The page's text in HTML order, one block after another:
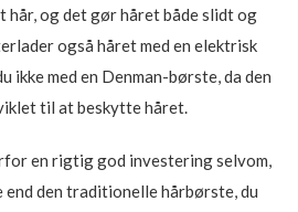
hår, og det gør håret både slidt og
også håret med en elektrisk
ikke med en Denman-børste, da den
til at beskytte håret.
en rigtig god investering selvom,
end den traditionelle hårbørste, du